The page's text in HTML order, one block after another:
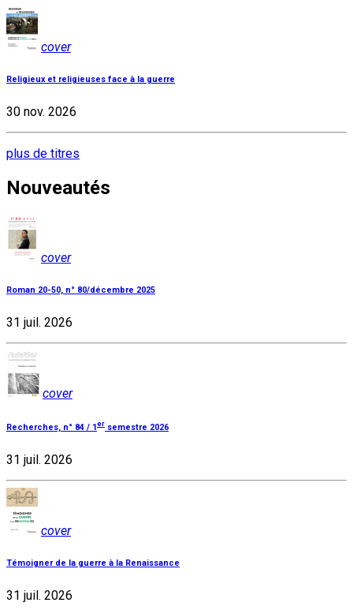
cover
Religieux et religieuses face à la guerre
30 nov. 2026
plus de titres
Nouveautés
cover
Roman 20-50, n° 80/décembre 2025
31 juil. 2026
cover
Recherches, n° 84 / 1 er semestre 2026
31 juil. 2026
cover
Témoigner de la guerre à la Renaissance
31 juil. 2026